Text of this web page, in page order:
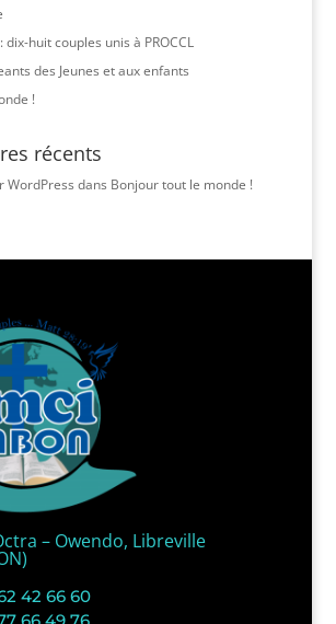
huit couples unis à PROCCL
des Jeunes et aux enfants
!
récents
WordPress dans Bonjour tout le monde !
– Owendo, Libreville
42 66 60